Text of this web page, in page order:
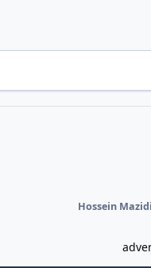
Hossein